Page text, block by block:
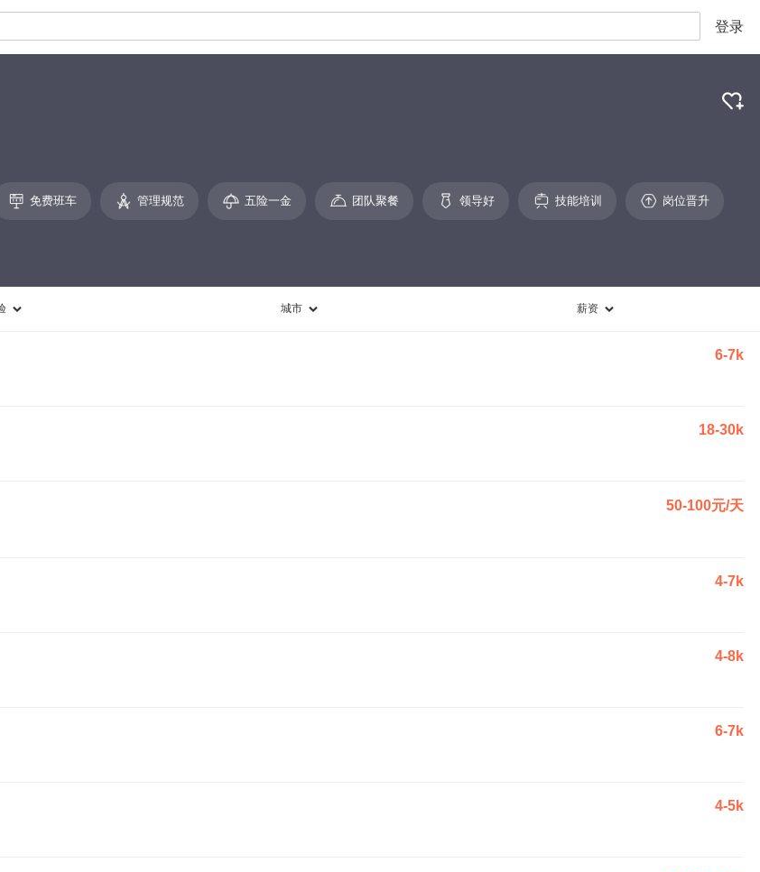
登录
免费班车 管理规范 五险一金 团队聚餐 领导好 技能培训 岗位晋升
城市 薪资
6-7k
18-30k
50-100元/天
4-7k
4-8k
6-7k
4-5k